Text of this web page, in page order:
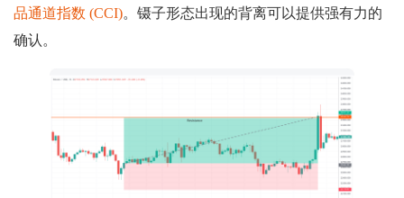
品通道指数 (CCI)。镊子形态出现的背离可以提供强有力的
确认。